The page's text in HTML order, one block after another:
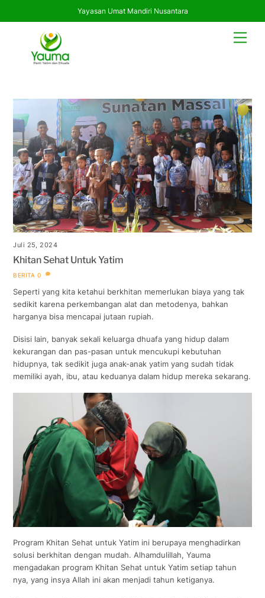
Yayasan Umat Mandiri Nusantara
Juli 25, 2024
Khitan Sehat Untuk Yatim
BERITA 0
Seperti yang kita ketahui berkhitan memerlukan biaya yang tak
sedikit karena perkembangan alat dan metodenya, bahkan
harganya bisa mencapai jutaan rupiah.
Disisi lain, banyak sekali keluarga dhuafa yang hidup dalam
kekurangan dan pas-pasan untuk mencukupi kebutuhan
hidupnya, tak sedikit juga anak-anak yatim yang sudah tidak
memiliki ayah, ibu, atau keduanya dalam hidup mereka sekarang.
Program Khitan Sehat untuk Yatim ini berupaya menghadirkan
solusi berkhitan dengan mudah. Alhamdulillah, Yauma
mengadakan program Khitan Sehat untuk Yatim setiap tahun
nya, yang insya Allah ini akan menjadi tahun ketiganya.